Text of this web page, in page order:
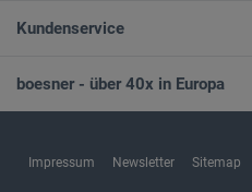
Kundenservice
boesner - über 40x in Europa
Impressum Newsletter Sitemap